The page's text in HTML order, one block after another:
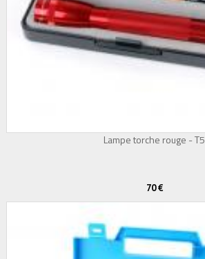
Lampe torche rouge - T5
70 €